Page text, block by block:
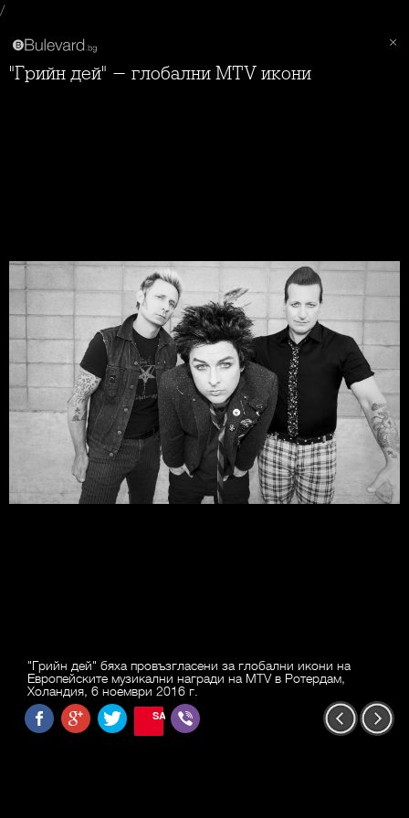
/
"Грийн дей" - глобални MTV икони
"Грийн дей" бяха провъзгласени за глобални икони на
Европейските музикални награди на MTV в Ротердам,
Холандия, 6 ноември 2016 г.
SAVE